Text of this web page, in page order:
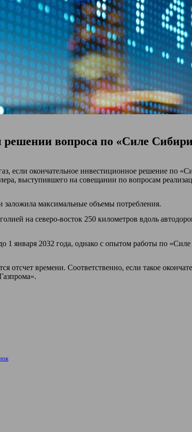
вопроса по «Силе Сибири
если окончательное инвестиционное решение по
выступившего на совещании по вопросам
заложила максимальные объемы потребления.
на северо-восток 250 километров вдоль
1 января 2032 года, однако с опытом работы по
отсчет времени. Соответственно, если такое